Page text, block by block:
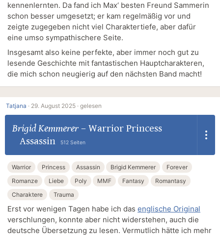
kennenlernten. Da fand ich Max‘ besten Freund Sammerin
schon besser umgesetzt; er kam regelmäßig vor und
zeigte zugegeben nicht viel Charaktertiefe, aber dafür
eine umso sympathischere Seite.
Insgesamt also keine perfekte, aber immer noch gut zu
lesende Geschichte mit fantastischen Hauptcharakteren,
die mich schon neugierig auf den nächsten Band macht!
Tatjana · 29. August 2025 · gelesen
Brigid Kemmerer– Warrior Princess
Assassin
512 Seiten
Warrior Princess Assassin Brigid Kemmerer
Forever
Romanze
Liebe Poly MMF Fantasy
Romantasy
Charaktere
Trauma
Erst vor wenigen Tagen habe ich das englische Original
verschlungen, konnte aber nicht widerstehen, auch die
deutsche Übersetzung zu lesen. Vermutlich hätte ich mehr